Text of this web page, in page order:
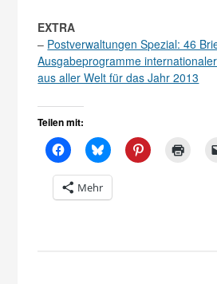
EXTRA
– Postverwaltungen Spezial: 46
Ausgabeprogramme
aus aller Welt für das Jahr 2013
Teilen mit:
Mehr